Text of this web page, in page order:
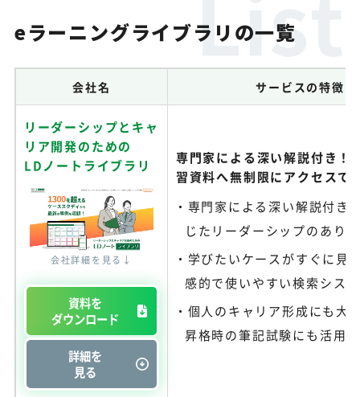
eラーニングライブラリの一覧
会社名 サービスの特徴
リーダーシップとキャ
リア開発のための
LDノートライブラリ
会社詳細を見る↓
資料を
ダウンロード
詳細を
見る
専門家による深い解説付き！
習資料へ無制限にアクセスで
専門家による深い解説付き
じたリーダーシップのあり
学びたいケースがすぐに見
感的で使いやすい検索シス
個人のキャリア形成にも大
昇格時の筆記試験にも活用